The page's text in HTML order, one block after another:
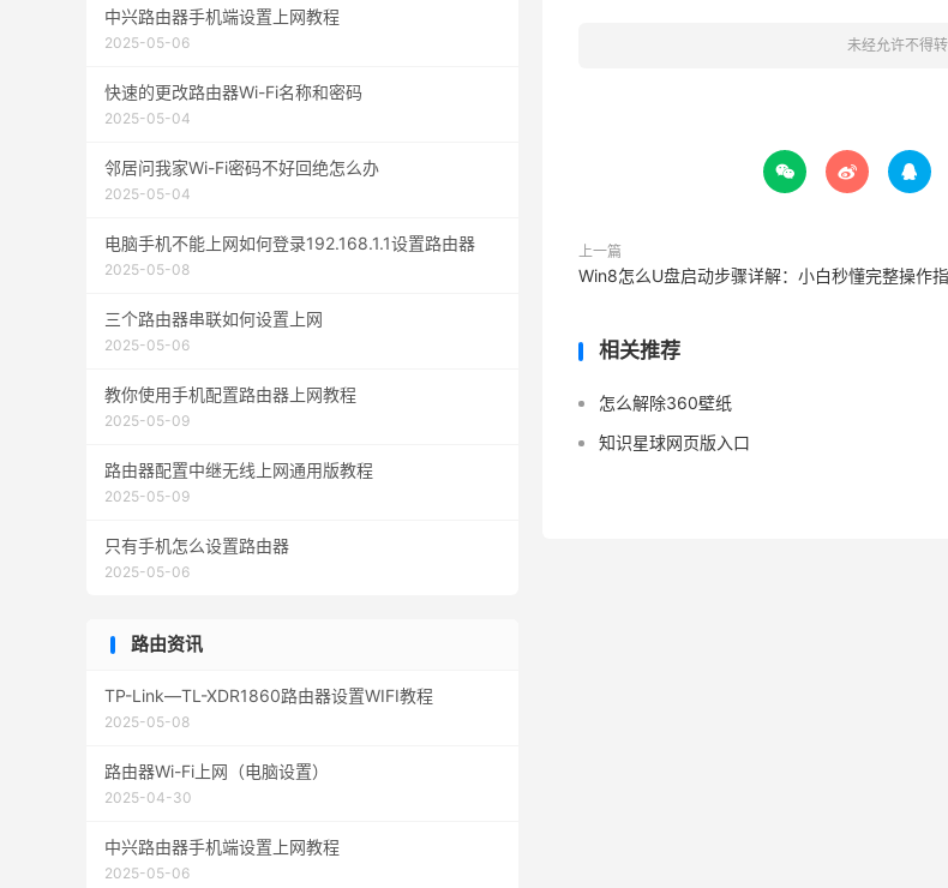
未经允许不得转
  
上一篇
Win8怎么U盘启动步骤详解：小白秒懂完整操作
相关推荐
怎么解除360壁纸
知识星球网页版入口
中兴路由器手机端设置上网教程
2025-05-06
快速的更改路由器Wi-Fi名称和密码
2025-05-04
邻居问我家Wi-Fi密码不好回绝怎么办
2025-05-04
电脑手机不能上网如何登录192.168.1.1设置路由器
2025-05-08
三个路由器串联如何设置上网
2025-05-06
教你使用手机配置路由器上网教程
2025-05-09
路由器配置中继无线上网通用版教程
2025-05-09
只有手机怎么设置路由器
2025-05-06
路由资讯
TP-Link—TL-XDR1860路由器设置WIFI教程
2025-05-08
路由器Wi-Fi上网（电脑设置）
2025-04-30
中兴路由器手机端设置上网教程
2025-05-06